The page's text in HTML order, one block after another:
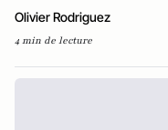
Olivier Rodriguez
4 min de lecture